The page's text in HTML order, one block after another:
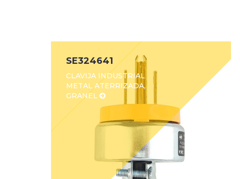
SE324641
CLAVIJA INDUSTRIAL
METAL ATERRIZADA,
GRANEL